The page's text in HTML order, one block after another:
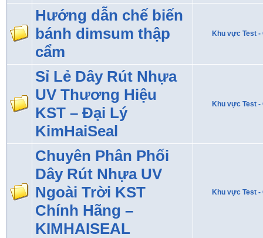
Hướng dẫn chế biến
bánh dimsum thập
cẩm
Khu vực Test
Sỉ Lẻ Dây Rút Nhựa
UV Thương Hiệu
KST – Đại Lý
KimHaiSeal
Khu vực Test
Chuyên Phân Phối
Dây Rút Nhựa UV
Ngoài Trời KST
Chính Hãng –
KIMHAISEAL
Khu vực Test